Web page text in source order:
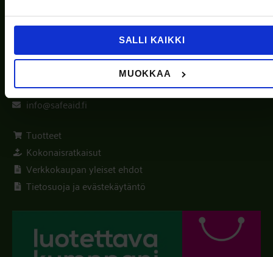
SALLI KAIKKI
MUOKKAA
Luotettava yhteistyökumppanisi ensiapuvalmiuteen vuosien
kokemuksella.
020 331 221
info@safeaid.fi
Tuotteet
Kokonaisratkaisut
Verkkokaupan yleiset ehdot
Tietosuoja ja evästekäytäntö